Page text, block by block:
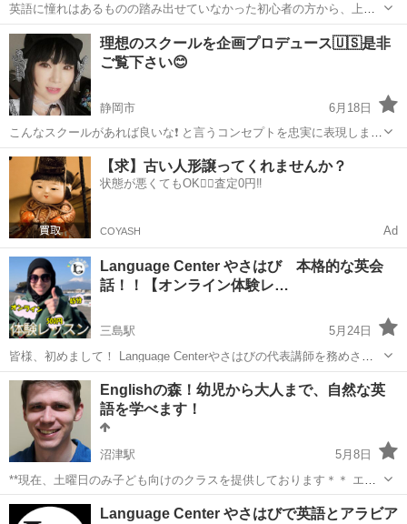
英語に憧れはあるものの踏み出せていなかった初心者の方から、上級
者の方でさらに自然な英語で会話力を高めたい方、IELTSやTOEICで
スコアアップを目指したい方まで、あなたにあったレッスンで英語力
アップをサポートします。 ...
静岡 沼津市 原駅 英会話 英語教師
理想のスクールを企画プロデュース🇺🇸是非
ご覧下さい😊
静岡市
6月18日
こんなスクールがあれば良いな❗️ と言うコンセプトを忠実に表現しまし
た。 ★大人になってからの 英会話習得は困難なのか ★毎週決まった
時間に レッスンを受けないとダメなのか ★習い事を始めるのは やは
り諦めた方が良い...
静岡 静岡市 英会話 レッスン
【求】古い人形譲ってくれませんか？
状態が悪くてもOK🙆‍♀️査定0円‼️
COYASH Ad
Language Center やさはび 本格的な英会
話！！【オンライン体験レ…
三島駅
5月24日
皆様、初めまして！ Language Centerやさはびの代表講師を務めさせ
ていただいております、ファティマです！！ 生徒様募集中のため、今
回ジモティーにて、オンライン体験レッスンを募集させていただきま
す。 よ...
静岡 駿東郡 英会話 アラビア語
Englishの森！幼児から大人まで、自然な英
語を学べます！
沼津駅
5月8日
**現在、土曜日のみ子ども向けのクラスを提供しております＊＊ エリ
ックと一緒に楽しく自然な英語を学びましょう。 園児のお子様向けの
プログラムもあります。楽しいゲームや歌を通じて英語を教えます。
静岡 沼津市 大人
Language Center やさはびで英語とアラビア